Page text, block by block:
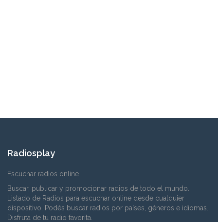
Radiosplay
Escuchar radios online
Buscar, publicar y promocionar radios de todo el mundo.
Listado de Radios para escuchar online desde cualquier
dispositivo. Podés buscar radios por países, géneros e idiomas.
Disfrutá de tu radio favorita.